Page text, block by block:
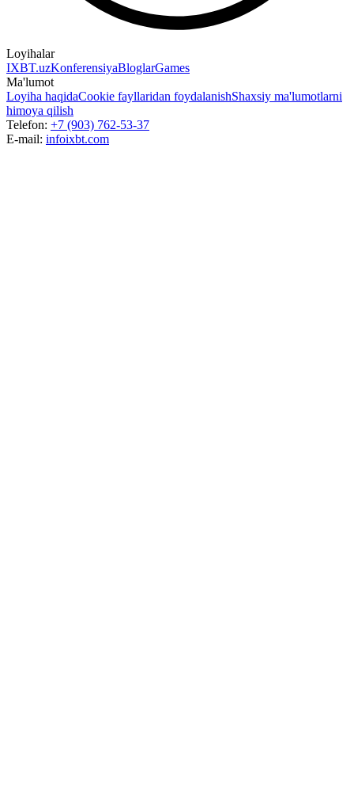
Loyihalar
IXBT.uzKonferensiyaBloglarGames
Ma'lumot
Loyiha haqidaCookie fayllaridan foydalanishShaxsiy ma'lumotlarni
himoya qilish
Telefon: +7 (903) 762-53-37
E-mail: infoixbt.com